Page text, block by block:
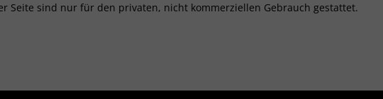
Seite sind nur für den privaten, nicht kommerziellen Gebrauch gestattet.